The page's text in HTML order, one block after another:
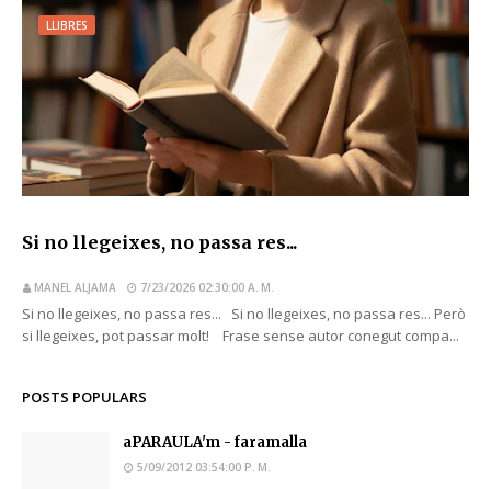
LLIBRES
Si no llegeixes, no passa res...
MANEL ALJAMA 7/23/2026 02:30:00 A. M.
Si no llegeixes, no passa res... Si no llegeixes, no passa res... Però
si llegeixes, pot passar molt! Frase sense autor conegut compa...
POSTS POPULARS
aPARAULA'm - faramalla
5/09/2012 03:54:00 P. M.